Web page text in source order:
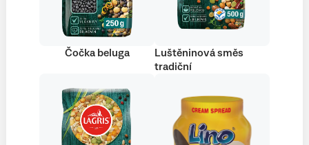
Čočka beluga
Luštěninová směs
tradiční